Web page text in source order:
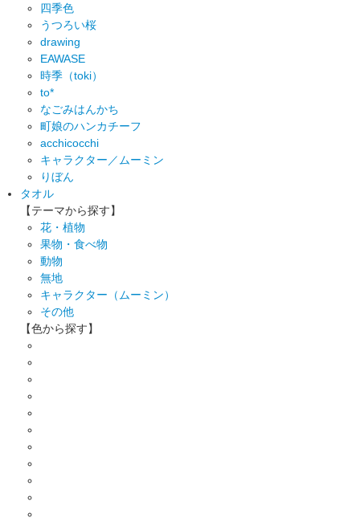
四季色
うつろい桜
drawing
EAWASE
時季（toki）
to*
なごみはんかち
町娘のハンカチーフ
acchicocchi
キャラクター／ムーミン
りぼん
タオル
【テーマから探す】
花・植物
果物・食べ物
動物
無地
キャラクター（ムーミン）
その他
【色から探す】